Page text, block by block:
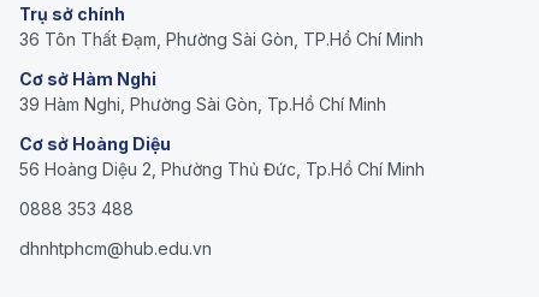
Trụ sở chính
36 Tôn Thất Đạm, Phường Sài Gòn, TP.Hồ Chí Minh
Cơ sở Hàm Nghi
39 Hàm Nghi, Phường Sài Gòn, Tp.Hồ Chí Minh
Cơ sở Hoàng Diệu
56 Hoàng Diệu 2, Phường Thủ Đức, Tp.Hồ Chí Minh
0888 353 488
dhnhtphcm@hub.edu.vn